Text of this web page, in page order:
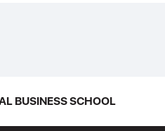
BUSINESS SCHOOL